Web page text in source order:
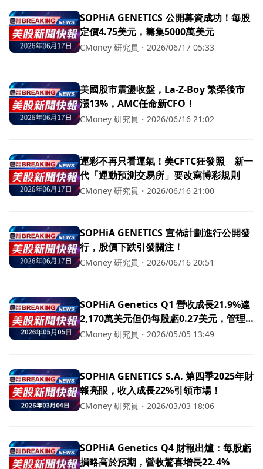
SOPHiA GENETICS 公開募資成功！每股
定價4.75美元，籌集5000萬美元
CMoney 研究員 ・ 2026/06/17 05:33
美國股市震盪收盤，La-Z-Boy 繁榮後市
漲13%，AMC任命新CFO！
CMoney 研究員 ・ 2026/06/16 21:02
運彩不再只看運氣！美CFTC狂發照 新一
代「運動預測交易所」要改寫博彩規則
CMoney 研究員 ・ 2026/06/16 21:00
SOPHiA GENETICS 宣佈計劃進行公開發
行，股價下跌引發關注！
CMoney 研究員 ・ 2026/06/16 20:51
SOPHiA Genetics Q1 營收成長21.9%達
2,170萬美元但仍每股虧0.27美元，管理
層重申全年營收92–94M目標
CMoney 研究員 ・ 2026/05/05 13:49
SOPHiA GENETICS S.A. 第四季2025年財
報亮眼，收入成長22%引領市場！
CMoney 研究員 ・ 2026/03/03 18:06
SOPHiA Genetics Q4 財報出爐：每股虧
損略高於預期，營收驚喜增長22.4%